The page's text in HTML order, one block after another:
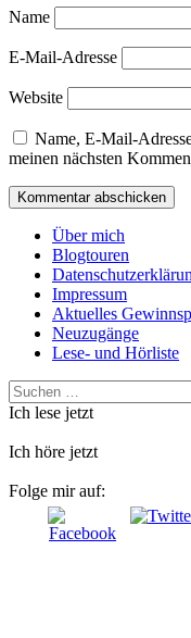
Name
E-Mail-Adresse
Website
Name, E-Mail-
meinen nächsten
Über mich
Blogtouren
Impressum
Aktuelles
Neuzugänge
Lese- und Hörliste
Suchen
nach:
Ich lese jetzt
Ich höre jetzt
Folge mir auf: